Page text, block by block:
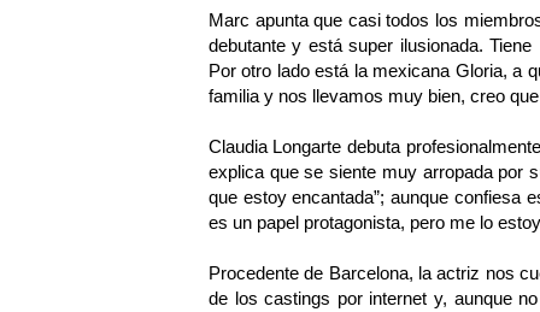
Marc apunta que casi todos los
debutante y está super ilusionada.
Por otro lado está la mexicana Gloria, a
familia y nos llevamos muy bien, creo
Claudia Longarte debuta
explica que se siente muy arropada por
que estoy encantada”; aunque confiesa
es un papel protagonista, pero me lo
Procedente de Barcelona, la actriz nos
de los castings por internet y, aunque